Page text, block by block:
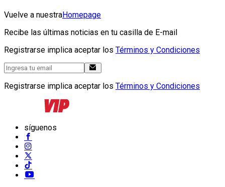
Vuelve a nuestraHomepage
Recibe las últimas noticias en tu casilla de E-mail
Registrarse implica aceptar los Términos y Condiciones
Registrarse implica aceptar los Términos y Condiciones
síguenos